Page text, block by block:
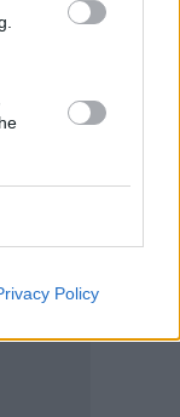
Policy
γι΄ αυτό και
τα παιδιά
Τέχνης,
την τέχνη
τη γνώση,